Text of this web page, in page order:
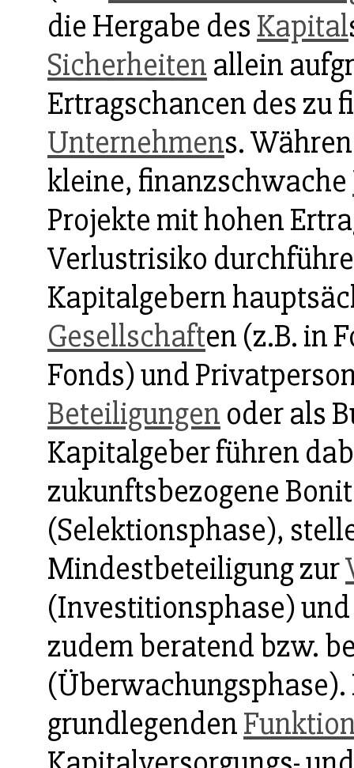
die Hergabe desKapital
Sicherheiten allein
Ertragschancen des zu
Unternehmens.
kleine, finanzschwache
Projekte mit hohen
Verlustrisiko
Kapitalgebern
Gesellschaften (z.B. in
Fonds) und
Beteiligungen oder als
Kapitalgeber führen
zukunftsbezogene
(Selektionsphase),
Mindestbeteiligung zur
(Investitionsphase)
zudem beratend bzw.
grundlegenden